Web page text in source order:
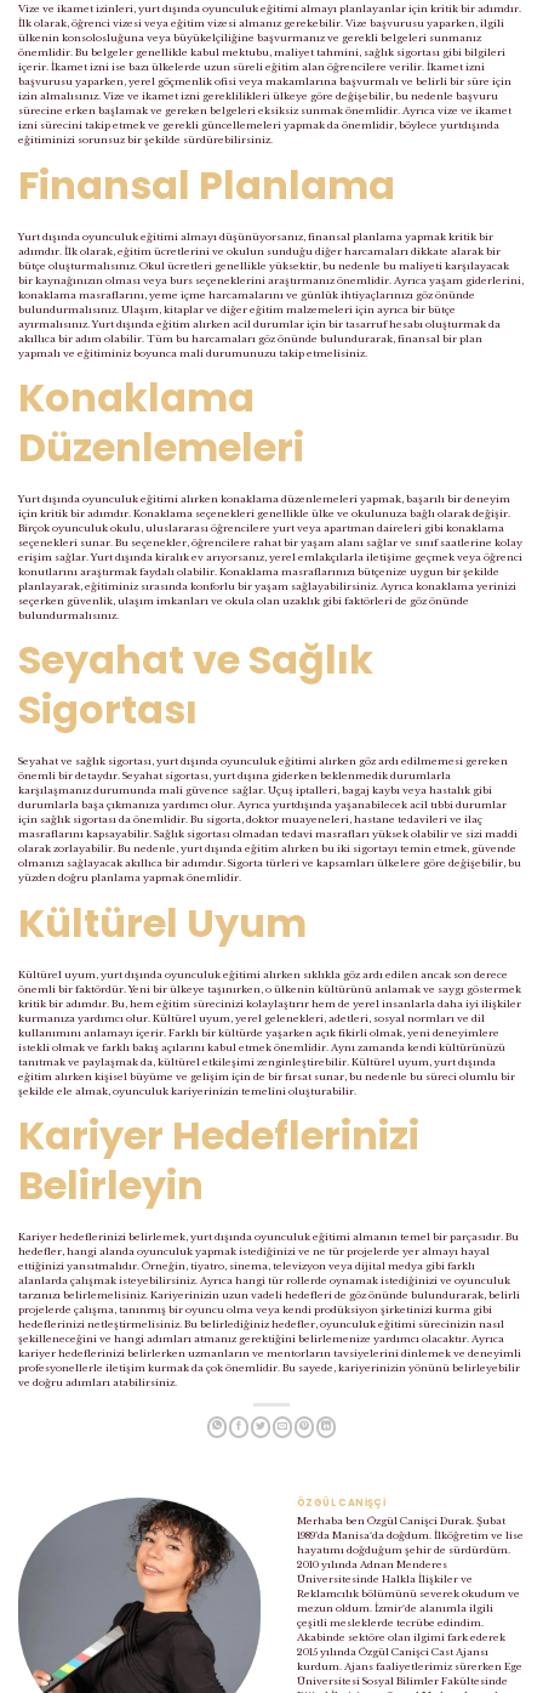
Vize ve ikamet izinleri, yurt dışında oyunculuk eğitimi almayı planlayanlar için kritik bir adımdır.
İlk olarak, öğrenci vizesi veya eğitim vizesi almanız gerekebilir. Vize başvurusu yaparken, ilgili
ülkenin konsolosluğuna veya büyükelçiliğine başvurmanız ve gerekli belgeleri sunmanız
önemlidir. Bu belgeler genellikle kabul mektubu, maliyet tahmini, sağlık sigortası gibi bilgileri
içerir. İkamet izni ise bazı ülkelerde uzun süreli eğitim alan öğrencilere verilir. İkamet izni
başvurusu yaparken, yerel göçmenlik ofisi veya makamlarına başvurmalı ve belirli bir süre için
izin almalısınız. Vize ve ikamet izni gereklilikleri ülkeye göre değişebilir, bu nedenle başvuru
sürecine erken başlamak ve gereken belgeleri eksiksiz sunmak önemlidir. Ayrıca vize ve ikamet
izni sürecini takip etmek ve gerekli güncellemeleri yapmak da önemlidir, böylece yurtdışında
eğitiminizi sorunsuz bir şekilde sürdürebilirsiniz.
Finansal Planlama
Yurt dışında oyunculuk eğitimi almayı düşünüyorsanız, finansal planlama yapmak kritik bir
adımdır. İlk olarak, eğitim ücretlerini ve okulun sunduğu diğer harcamaları dikkate alarak bir
bütçe oluşturmalısınız. Okul ücretleri genellikle yüksektir, bu nedenle bu maliyeti karşılayacak
bir kaynağınızın olması veya burs seçeneklerini araştırmanız önemlidir. Ayrıca yaşam giderlerini,
konaklama masraflarını, yeme içme harcamalarını ve günlük ihtiyaçlarınızı göz önünde
bulundurmalısınız. Ulaşım, kitaplar ve diğer eğitim malzemeleri için ayrıca bir bütçe
ayırmalısınız. Yurt dışında eğitim alırken acil durumlar için bir tasarruf hesabı oluşturmak da
akıllıca bir adım olabilir. Tüm bu harcamaları göz önünde bulundurarak, finansal bir plan
yapmalı ve eğitiminiz boyunca mali durumunuzu takip etmelisiniz.
Konaklama
Düzenlemeleri
Yurt dışında oyunculuk eğitimi alırken konaklama düzenlemeleri yapmak, başarılı bir deneyim
için kritik bir adımdır. Konaklama seçenekleri genellikle ülke ve okulunuza bağlı olarak değişir.
Birçok oyunculuk okulu, uluslararası öğrencilere yurt veya apartman daireleri gibi konaklama
seçenekleri sunar. Bu seçenekler, öğrencilere rahat bir yaşam alanı sağlar ve sınıf saatlerine kolay
erişim sağlar. Yurt dışında kiralık ev arıyorsanız, yerel emlakçılarla iletişime geçmek veya öğrenci
konutlarını araştırmak faydalı olabilir. Konaklama masraflarınızı bütçenize uygun bir şekilde
planlayarak, eğitiminiz sırasında konforlu bir yaşam sağlayabilirsiniz. Ayrıca konaklama yerinizi
seçerken güvenlik, ulaşım imkanları ve okula olan uzaklık gibi faktörleri de göz önünde
bulundurmalısınız.
Seyahat ve Sağlık
Sigortası
Seyahat ve sağlık sigortası, yurt dışında oyunculuk eğitimi alırken göz ardı edilmemesi gereken
önemli bir detaydır. Seyahat sigortası, yurt dışına giderken beklenmedik durumlarla
karşılaşmanız durumunda mali güvence sağlar. Uçuş iptalleri, bagaj kaybı veya hastalık gibi
durumlarla başa çıkmanıza yardımcı olur. Ayrıca yurtdışında yaşanabilecek acil tıbbi durumlar
için sağlık sigortası da önemlidir. Bu sigorta, doktor muayeneleri, hastane tedavileri ve ilaç
masraflarını kapsayabilir. Sağlık sigortası olmadan tedavi masrafları yüksek olabilir ve sizi maddi
olarak zorlayabilir. Bu nedenle, yurt dışında eğitim alırken bu iki sigortayı temin etmek, güvende
olmanızı sağlayacak akıllıca bir adımdır. Sigorta türleri ve kapsamları ülkelere göre değişebilir, bu
yüzden doğru planlama yapmak önemlidir.
Kültürel Uyum
Kültürel uyum, yurt dışında oyunculuk eğitimi alırken sıklıkla göz ardı edilen ancak son derece
önemli bir faktördür. Yeni bir ülkeye taşınırken, o ülkenin kültürünü anlamak ve saygı göstermek
kritik bir adımdır. Bu, hem eğitim sürecinizi kolaylaştırır hem de yerel insanlarla daha iyi ilişkiler
kurmanıza yardımcı olur. Kültürel uyum, yerel gelenekleri, adetleri, sosyal normları ve dil
kullanımını anlamayı içerir. Farklı bir kültürde yaşarken açık fikirli olmak, yeni deneyimlere
istekli olmak ve farklı bakış açılarını kabul etmek önemlidir. Aynı zamanda kendi kültürünüzü
tanıtmak ve paylaşmak da, kültürel etkileşimi zenginleştirebilir. Kültürel uyum, yurt dışında
eğitim alırken kişisel büyüme ve gelişim için de bir fırsat sunar, bu nedenle bu süreci olumlu bir
şekilde ele almak, oyunculuk kariyerinizin temelini oluşturabilir.
Kariyer Hedeflerinizi
Belirleyin
Kariyer hedeflerinizi belirlemek, yurt dışında oyunculuk eğitimi almanın temel bir parçasıdır. Bu
hedefler, hangi alanda oyunculuk yapmak istediğinizi ve ne tür projelerde yer almayı hayal
ettiğinizi yansıtmalıdır. Örneğin, tiyatro, sinema, televizyon veya dijital medya gibi farklı
alanlarda çalışmak isteyebilirsiniz. Ayrıca hangi tür rollerde oynamak istediğinizi ve oyunculuk
tarzınızı belirlemelisiniz. Kariyerinizin uzun vadeli hedefleri de göz önünde bulundurarak, belirli
projelerde çalışma, tanınmış bir oyuncu olma veya kendi prodüksiyon şirketinizi kurma gibi
hedeflerinizi netleştirmelisiniz. Bu belirlediğiniz hedefler, oyunculuk eğitimi sürecinizin nasıl
şekilleneceğini ve hangi adımları atmanız gerektiğini belirlemenize yardımcı olacaktır. Ayrıca
kariyer hedeflerinizi belirlerken uzmanların ve mentorların tavsiyelerini dinlemek ve deneyimli
profesyonellerle iletişim kurmak da çok önemlidir. Bu sayede, kariyerinizin yönünü belirleyebilir
ve doğru adımları atabilirsiniz.
ÖZGÜL CANIŞÇI
Merhaba ben Özgül Canişci Durak. Şubat
1989’da Manisa‘da doğdum. İlköğretim ve lise
hayatımı doğduğum şehir de sürdürdüm.
2010 yılında Adnan Menderes
Üniversitesinde Halkla İlişkiler ve
Reklamcılık bölümünü severek okudum ve
mezun oldum. İzmir‘de alanımla ilgili
çeşitli mesleklerde tecrübe edindim.
Akabinde sektöre olan ilgimi fark ederek
2015 yılında Özgül Canişci Cast Ajansı
kurdum. Ajans faaliyetlerimiz sürerken Ege
Üniversitesi Sosyal Bilimler Fakültesinde